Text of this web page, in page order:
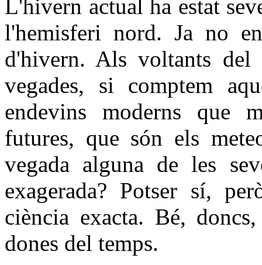
L'hivern actual ha estat
l'hemisferi nord. Ja no
d'hivern. Als voltants
vegades, si comptem
endevins moderns que
futures, que són els
vegada alguna de les
exagerada? Potser sí,
ciència exacta. Bé,
dones del temps.